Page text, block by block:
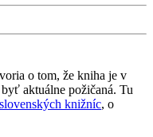
o tom, že kniha je v
aktuálne požičaná. Tu
knižníc, o